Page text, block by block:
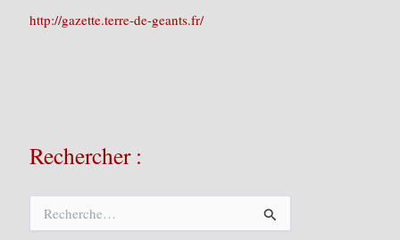
http://gazette.terre-de-geants.fr/
Rechercher :